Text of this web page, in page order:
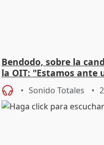
Bendodo, sobre la
la OIT: "Estamos ante
Sonido Totales